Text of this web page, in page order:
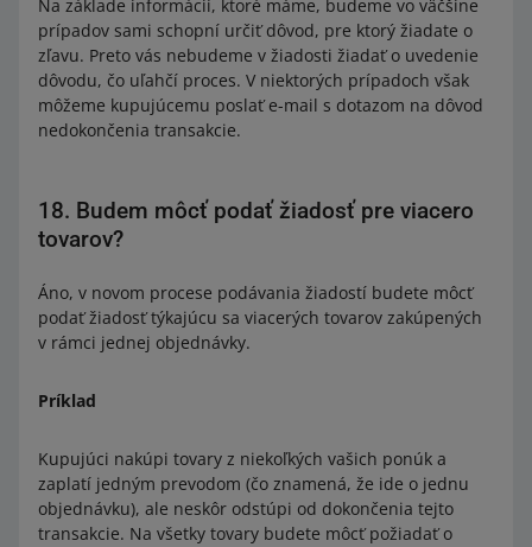
Na základe informácií, ktoré máme, budeme vo väčšine
prípadov sami schopní určiť dôvod, pre ktorý žiadate o
zľavu. Preto vás nebudeme v žiadosti žiadať o uvedenie
dôvodu, čo uľahčí proces. V niektorých prípadoch však
môžeme kupujúcemu poslať e-mail s dotazom na dôvod
nedokončenia transakcie.
18. Budem môcť podať žiadosť pre viacero
tovarov?
Áno, v novom procese podávania žiadostí budete môcť
podať žiadosť týkajúcu sa viacerých tovarov zakúpených
v rámci jednej objednávky.
Príklad
Kupujúci nakúpi tovary z niekoľkých vašich ponúk a
zaplatí jedným prevodom (čo znamená, že ide o jednu
objednávku), ale neskôr odstúpi od dokončenia tejto
transakcie. Na všetky tovary budete môcť požiadať o